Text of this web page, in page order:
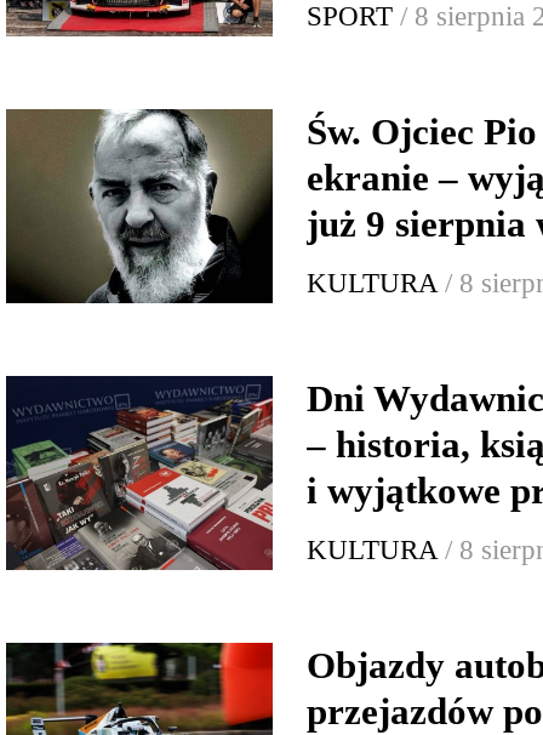
SPORT / 8 sierpnia
Św. Ojciec
ekranie –
już 9 sierpnia
KULTURA / 8
Dni
– historia,
i wyjątkowe
KULTURA / 8
Objazdy
przejazdów